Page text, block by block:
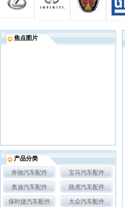
焦点图片
产品分类
奔驰汽车配件
宝马汽车配件
奥迪汽车配件 路虎汽车配件
保时捷汽车配件 大众汽车配件